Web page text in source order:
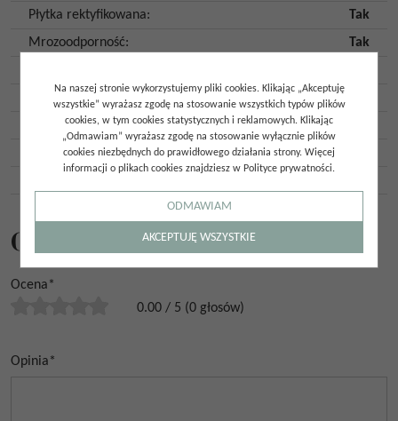
Płytka rektyfikowana:
Tak
Mrozoodporność:
Tak
Ilość szt. w opakowaniu
:
Ilość m2 w opakowaniu:
Gatunek:
Opinie
Ocena*
0.00 / 5 (0 głosów)
Opinia*
Na naszej stronie wykorzystujemy pliki cookies. Klikając „Akceptuję
wszystkie” wyrażasz zgodę na stosowanie wszystkich typów plików
cookies, w tym cookies statystycznych i reklamowych. Klikając
„Odmawiam” wyrażasz zgodę na stosowanie wyłącznie plików
cookies niezbędnych do prawidłowego działania strony. Więcej
informacji o plikach cookies znajdziesz w Polityce prywatności.
ODMAWIAM
AKCEPTUJĘ WSZYSTKIE